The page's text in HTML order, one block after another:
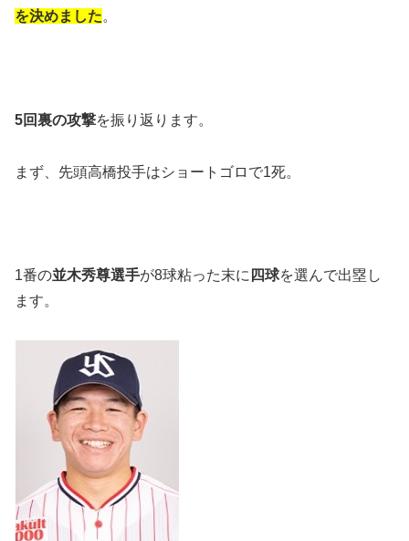
を決めました。
5回裏の攻撃を振り返ります。
まず、先頭高橋投手はショートゴロで1死。
1番の並木秀尊選手が8球粘った末に 四球を選んで出塁し
ます。